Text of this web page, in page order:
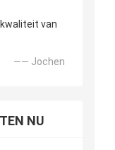
van
—— Jochen
NU